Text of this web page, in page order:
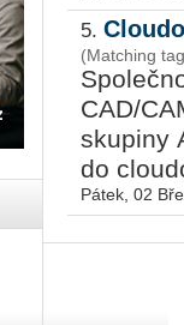
5.
(Matching
CAD/
skupiny
do
Pátek, 02